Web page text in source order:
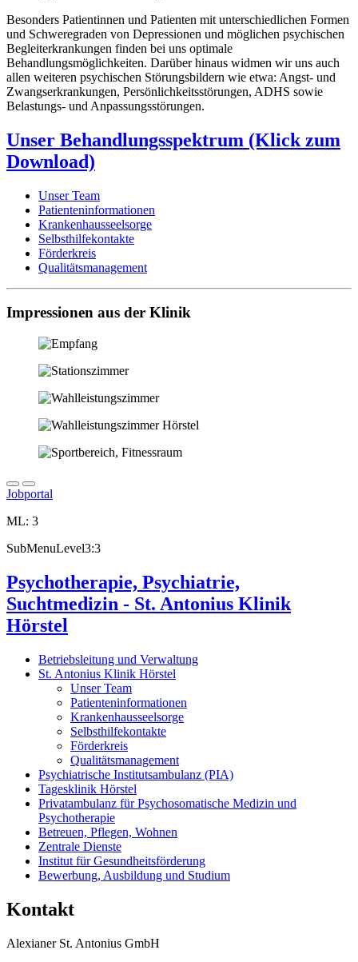
Besonders Patientinnen und Patienten mit unterschiedlichen Formen
und Schweregraden von Depressionen und möglichen psychischen
Begleiterkrankungen finden bei uns optimale
Behandlungsmöglichkeiten. Darüber hinaus widmen wir uns auch
allen weiteren psychischen Störungsbildern wie etwa: Angst- und
Zwangserkrankungen, Persönlichkeitsstörungen, ADHS sowie
Belastungs- und Anpassungsstörungen.
Unser Behandlungsspektrum (Klick zum
Download)
Unser Team
Patienteninformationen
Krankenhausseelsorge
Selbsthilfekontakte
Förderkreis
Qualitätsmanagement
Impressionen aus der Klinik
Jobportal
ML: 3
SubMenuLevel3:3
Psychotherapie, Psychiatrie,
Suchtmedizin - St. Antonius Klinik
Hörstel
Betriebsleitung und Verwaltung
St. Antonius Klinik Hörstel
Unser Team
Patienteninformationen
Krankenhausseelsorge
Selbsthilfekontakte
Förderkreis
Qualitätsmanagement
Psychiatrische Institutsambulanz (PIA)
Tagesklinik Hörstel
Privatambulanz für Psychosomatische Medizin und
Psychotherapie
Betreuen, Pflegen, Wohnen
Zentrale Dienste
Institut für Gesundheitsförderung
Bewerbung, Ausbildung und Studium
Kontakt
Alexianer St. Antonius GmbH